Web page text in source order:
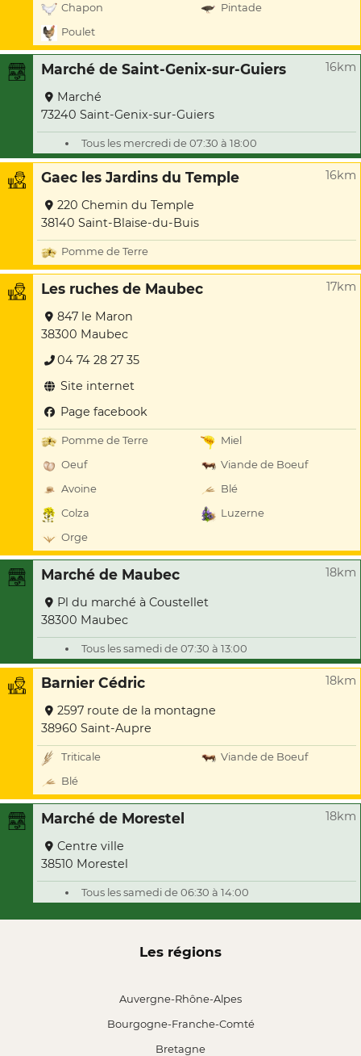
Chapon
Pintade
Poulet
Marché de Saint-Genix-sur-Guiers 16km
Marché
73240 Saint-Genix-sur-Guiers
Tous les mercredi de 07:30 à 18:00
Gaec les Jardins du Temple 16km
220 Chemin du Temple
38140 Saint-Blaise-du-Buis
Pomme de Terre
Les ruches de Maubec 17km
847 le Maron
38300 Maubec
04 74 28 27 35
Site internet
Page facebook
Pomme de Terre
Miel
Oeuf
Viande de Boeuf
Avoine
Blé
Colza
Luzerne
Orge
Marché de Maubec 18km
Pl du marché à Coustellet
38300 Maubec
Tous les samedi de 07:30 à 13:00
Barnier Cédric 18km
2597 route de la montagne
38960 Saint-Aupre
Triticale
Viande de Boeuf
Blé
Marché de Morestel 18km
Centre ville
38510 Morestel
Tous les samedi de 06:30 à 14:00
Les régions
Auvergne-Rhône-Alpes
Bourgogne-Franche-Comté
Bretagne